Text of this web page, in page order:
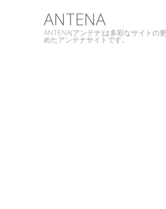
ANTENA
ANTENA(アンテナ)は多彩なサイトの
めたアンテナサイトです。